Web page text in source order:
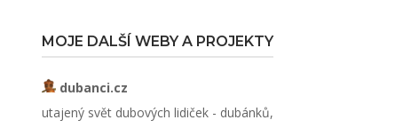
MOJE DALŠÍ WEBY A PROJEKTY
dubanci.cz
utajený svět dubových lidiček - dubánků,